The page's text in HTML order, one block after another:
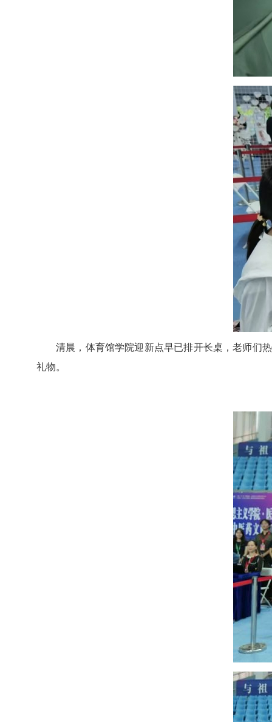
清晨，体育馆学院迎新点早已排开长桌，老师们
礼物。